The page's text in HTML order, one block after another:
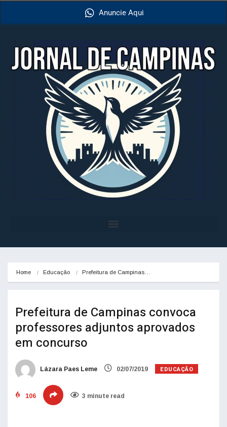
Anuncie Aqui
Home Educação Prefeitura de Campinas…
Prefeitura de Campinas convoca
professores adjuntos aprovados
em concurso
Lázara Paes Leme 02/07/2019 EDUCAÇÃO
106 3 minute read